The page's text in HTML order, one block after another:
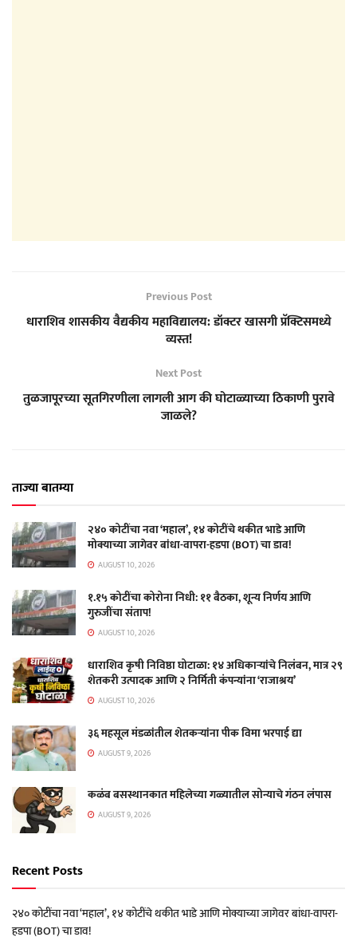
Previous Post
धाराशिव शासकीय वैद्यकीय महाविद्यालय: डॉक्टर खासगी प्रॅक्टिसमध्ये
व्यस्त!
Next Post
तुळजापूरच्या सूतगिरणीला लागली आग की घोटाळ्याच्या ठिकाणी पुरावे
जाळले?
ताज्या बातम्या
२४० कोटींचा नवा ‘महाल’, १४ कोटींचे थकीत भाडे आणि
मोक्याच्या जागेवर बांधा-वापरा-हडपा (BOT) चा डाव!
AUGUST 10, 2026
१.१५ कोटींचा कोरोना निधी: ११ बैठका, शून्य निर्णय आणि
गुरुजींचा संताप!
AUGUST 10, 2026
धाराशिव कृषी निविष्ठा घोटाळा: १४ अधिकाऱ्यांचे निलंबन, मात्र २९
शेतकरी उत्पादक आणि २ निर्मिती कंपन्यांना ‘राजाश्रय’
AUGUST 10, 2026
३६ महसूल मंडळांतील शेतकऱ्यांना पीक विमा भरपाई द्या
AUGUST 9, 2026
कळंब बसस्थानकात महिलेच्या गळ्यातील सोन्याचे गंठन लंपास
AUGUST 9, 2026
Recent Posts
२४० कोटींचा नवा ‘महाल’, १४ कोटींचे थकीत भाडे आणि मोक्याच्या जागेवर बांधा-वापरा-
हडपा (BOT) चा डाव!